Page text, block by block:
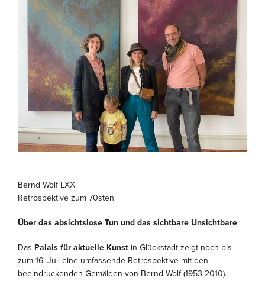
Bernd Wolf LXX
Retrospektive zum 70sten
Über das absichtslose Tun und das sichtbare Unsichtbare
Das Palais für aktuelle Kunst in Glückstadt zeigt noch bis
zum 16. Juli eine umfassende Retrospektive mit den
beeindruckenden Gemälden von Bernd Wolf (1953-2010).